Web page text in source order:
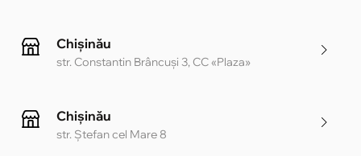
Chișinău
str. Constantin Brâncuși 3, CC «Plaza»
Chișinău
str. Ștefan cel Mare 8